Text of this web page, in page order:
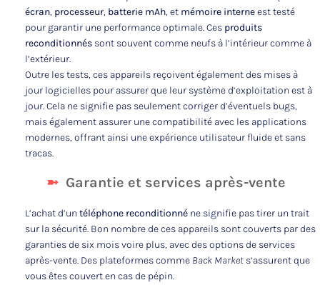
écran, processeur, batterie mAh, et mémoire interneest testé
pour garantir une performance optimale. Ces produits
reconditionnés sont souvent comme neufs à l’intérieur comme à
l’extérieur.
Outre les tests, ces appareils reçoivent également des mises à
jour logicielles pour assurer que leur système d’exploitation est à
jour. Cela ne signifie pas seulement corriger d’éventuels bugs,
mais également assurer une compatibilité avec les applications
modernes, offrant ainsi une expérience utilisateur fluide et sans
tracas.
Garantie et services après-vente
L’achat d’un téléphone reconditionné ne signifie pas tirer un trait
sur la sécurité. Bon nombre de ces appareils sont couverts par des
garanties de six mois voire plus, avec des options de services
après-vente. Des plateformes comme Back Market s’assurent que
vous êtes couvert en cas de pépin.